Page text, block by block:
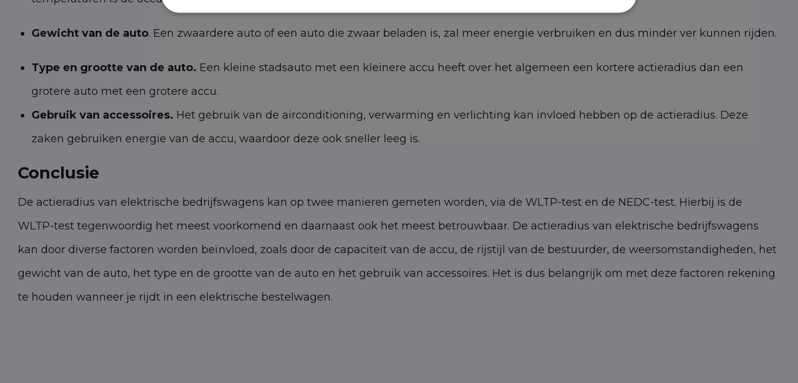
Gewicht van de auto. Een zwaardere auto of een auto die zwaar beladen is, zal meer energie verbruiken en dus minder ver kunnen rijden.
Type en grootte van de auto. Een kleine stadsauto met een kleinere accu heeft over het algemeen een kortere actieradius dan een
grotere auto met een grotere accu.
Gebruik van accessoires. Het gebruik van de airconditioning, verwarming en verlichting kan invloed hebben op de actieradius. Deze
zaken gebruiken energie van de accu, waardoor deze ook sneller leeg is.
Conclusie
De actieradius van elektrische bedrijfswagens kan op twee manieren gemeten worden, via de WLTP-test en de NEDC-test. Hierbij is de
WLTP-test tegenwoordig het meest voorkomend en daarnaast ook het meest betrouwbaar. De actieradius van elektrische bedrijfswagens
kan door diverse factoren worden beïnvloed, zoals door de capaciteit van de accu, de rijstijl van de bestuurder, de weersomstandigheden, het
gewicht van de auto, het type en de grootte van de auto en het gebruik van accessoires. Het is dus belangrijk om met deze factoren rekening
te houden wanneer je rijdt in een elektrische bestelwagen.